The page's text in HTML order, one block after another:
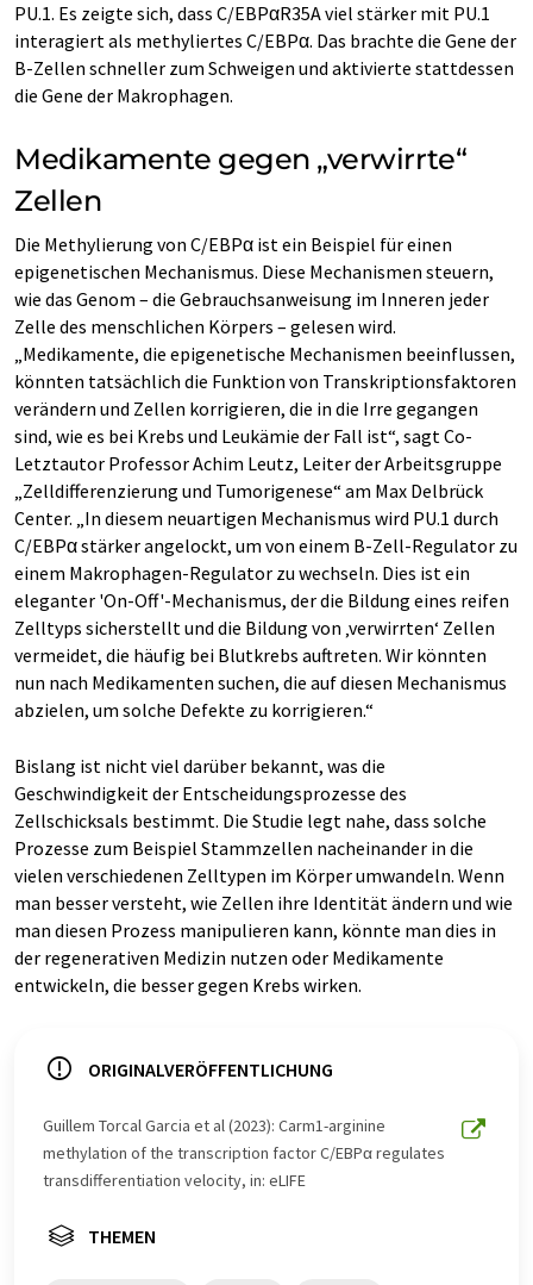
PU.1. Es zeigte sich, dass C/EBPαR35A viel stärker mit PU.1
interagiert als methyliertes C/EBPα. Das brachte die Gene der
B-Zellen schneller zum Schweigen und aktivierte stattdessen
die Gene der Makrophagen.
Medikamente gegen „verwirrte“
Zellen
Die Methylierung von C/EBPα ist ein Beispiel für einen
epigenetischen Mechanismus. Diese Mechanismen steuern,
wie das Genom – die Gebrauchsanweisung im Inneren jeder
Zelle des menschlichen Körpers – gelesen wird.
„Medikamente, die epigenetische Mechanismen beeinflussen,
könnten tatsächlich die Funktion von Transkriptionsfaktoren
verändern und Zellen korrigieren, die in die Irre gegangen
sind, wie es bei Krebs und Leukämie der Fall ist“, sagt Co-
Letztautor Professor Achim Leutz, Leiter der Arbeitsgruppe
„Zelldifferenzierung und Tumorigenese“ am Max Delbrück
Center. „In diesem neuartigen Mechanismus wird PU.1 durch
C/EBPα stärker angelockt, um von einem B-Zell-Regulator zu
einem Makrophagen-Regulator zu wechseln. Dies ist ein
eleganter 'On-Off'-Mechanismus, der die Bildung eines reifen
Zelltyps sicherstellt und die Bildung von ‚verwirrten‘ Zellen
vermeidet, die häufig bei Blutkrebs auftreten. Wir könnten
nun nach Medikamenten suchen, die auf diesen Mechanismus
abzielen, um solche Defekte zu korrigieren.“
Bislang ist nicht viel darüber bekannt, was die
Geschwindigkeit der Entscheidungsprozesse des
Zellschicksals bestimmt. Die Studie legt nahe, dass solche
Prozesse zum Beispiel Stammzellen nacheinander in die
vielen verschiedenen Zelltypen im Körper umwandeln. Wenn
man besser versteht, wie Zellen ihre Identität ändern und wie
man diesen Prozess manipulieren kann, könnte man dies in
der regenerativen Medizin nutzen oder Medikamente
entwickeln, die besser gegen Krebs wirken.
ORIGINALVERÖFFENTLICHUNG
Guillem Torcal Garcia et al (2023): Carm1-arginine
methylation of the transcription factor C/EBPα regulates
transdifferentiation velocity, in: eLIFE
THEMEN